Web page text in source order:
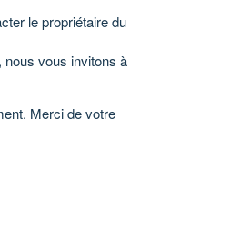
le propriétaire du
nous vous invitons à
Merci de votre